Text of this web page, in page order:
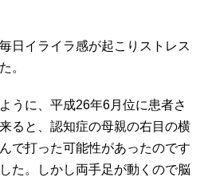
日イライラ感が起こりストレス
。
うに、平成26年6月位に患者さ
ると、認知症の母親の右目の横
で打った可能性があったのです
た。しかし両手足が動くので脳